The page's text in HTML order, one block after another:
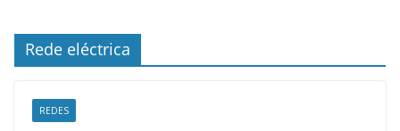
Rede eléctrica
REDES